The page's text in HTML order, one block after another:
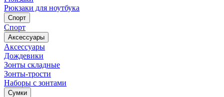
Рюкзаки для ноутбука
Спорт
Спорт
Аксессуары
Аксессуары
Дождевики
Зонты складные
Зонты-трости
Наборы с зонтами
Сумки